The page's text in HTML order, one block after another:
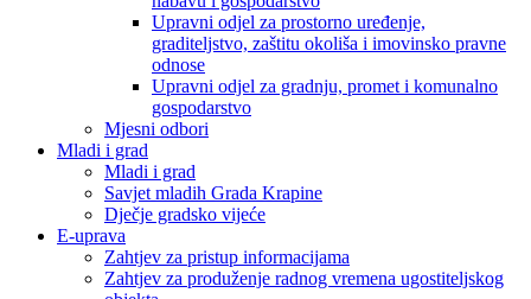
Upravni odjel za prostorno uređenje,
graditeljstvo, zaštitu okoliša i imovinsko pravne
odnose
Upravni odjel za gradnju, promet i komunalno
gospodarstvo
Mjesni odbori
Mladi i grad
Mladi i grad
Savjet mladih Grada Krapine
Dječje gradsko vijeće
E-uprava
Zahtjev za pristup informacijama
Zahtjev za produženje radnog vremena ugostiteljskog